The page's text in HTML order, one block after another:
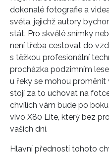
dokonalé fotografie a
světa, jejichž autory
stát. Pro skvělé snímky
není třeba cestovat do
s těžkou profesionální
procházka podzimním
u řeky se mohou
stojí za to uchovat na
chvílích vám bude po
vivo X80 Lite, který bez
vašich dní.
Hlavní předností tohoto